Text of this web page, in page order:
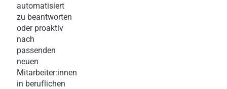
automatisiert
zu beantworten
oder proaktiv
nach
passenden
neuen
Mitarbeiter:innen
in beruflichen